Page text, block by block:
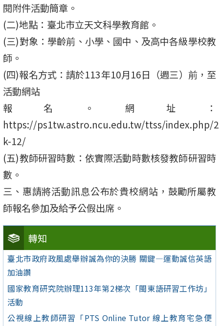
轉知
臺北市政府政風處舉辦誠為你的決勝 關鍵—運動誠信英語
加油讚
國家教育研究院辦理113年第2梯次「閩東語研習工作坊」
活動
公視線上教師研習「PTS Online Tutor 線上教育宅急便
閱附件活動簡章。
(二)地點：臺北市立天文科學教育館。
(三)對象：學齡前、小學、國中、及高中各級學校教
師。
(四)報名方式：請於113年10月16日（週三）前，至
活動網站
報名。網址：
https://ps1tw.astro.ncu.edu.tw/ttss/index.php/
k-12/
(五)教師研習時數：依實際活動時數核發教師研習時
數。
三、惠請將活動訊息公布於貴校網站，鼓勵所屬教
師報名參加及給予公假出席。